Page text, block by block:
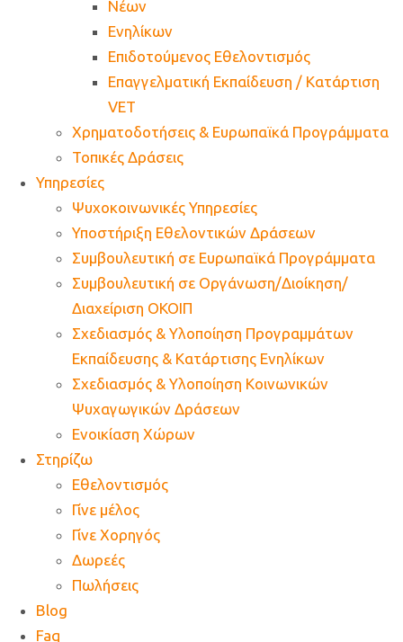
Νέων
Ενηλίκων
Επιδοτούμενος Εθελοντισμός
Επαγγελματική Εκπαίδευση / Κατάρτιση
VET
Χρηματοδοτήσεις & Ευρωπαϊκά Προγράμματα
Τοπικές Δράσεις
Υπηρεσίες
Ψυχοκοινωνικές Υπηρεσίες
Υποστήριξη Εθελοντικών Δράσεων
Συμβουλευτική σε Ευρωπαϊκά Προγράμματα
Συμβουλευτική σε Οργάνωση/Διοίκηση/
Διαχείριση ΟΚΟΙΠ
Σχεδιασμός & Υλοποίηση Προγραμμάτων
Εκπαίδευσης & Κατάρτισης Ενηλίκων
Σχεδιασμός & Υλοποίηση Κοινωνικών
Ψυχαγωγικών Δράσεων
Ενοικίαση Χώρων
Στηρίζω
Εθελοντισμός
Γίνε μέλος
Γίνε Χορηγός
Δωρεές
Πωλήσεις
Blog
Faq